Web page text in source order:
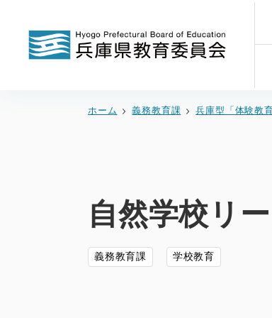
ホーム 義務教育課 兵庫型「体験教育
自然学校リ
義務教育課 学校教育